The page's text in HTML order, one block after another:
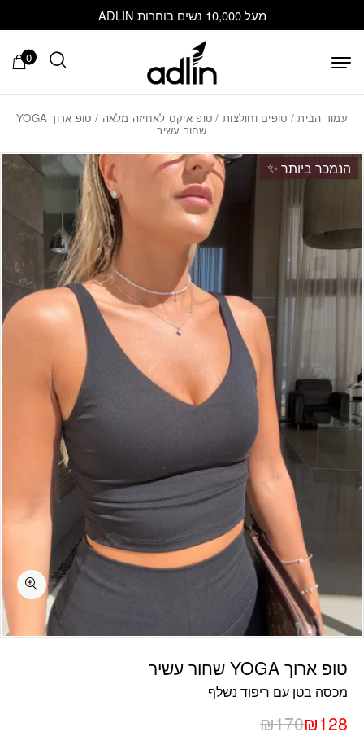
מעל 10,000 נשים בוחרות ADLIN
0
עמוד הבית/ טופים וחולצות / טופ איקס לאחיזה מלאה / טופ ארוך YOGA
שחור עשיר
טופ ארוך YOGA שחור עשיר
מכסה בטן עם ריפוד נשלף
₪170₪128
הנמכר ביותר ✨